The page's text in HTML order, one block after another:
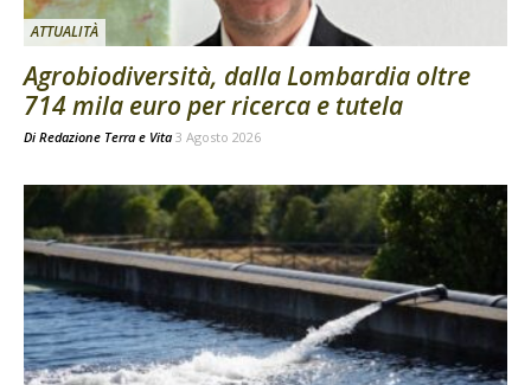
ATTUALITÀ
Agrobiodiversità, dalla Lombardia oltre
714 mila euro per ricerca e tutela
Di Redazione Terra e Vita 3 Agosto 2026